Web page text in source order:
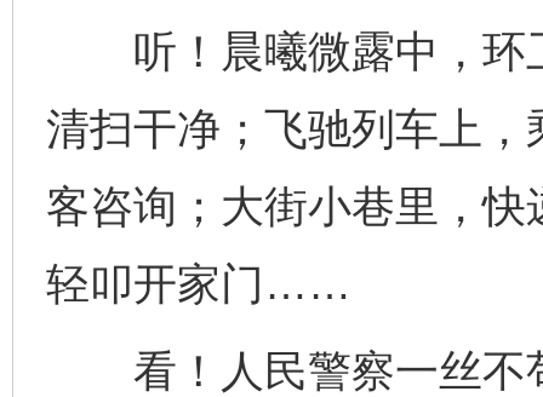
听！晨曦微露中，环
清扫干净；飞驰列车上
客咨询；大街小巷里，
轻叩开家门……
看！人民警察一丝不